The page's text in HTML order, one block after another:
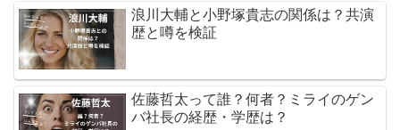
浪川大輔と小野塚貴志の関係は？共演
歴と噂を検証
佐藤哲太って誰？何者？ミライのゲン
バ社長の経歴・学歴は？